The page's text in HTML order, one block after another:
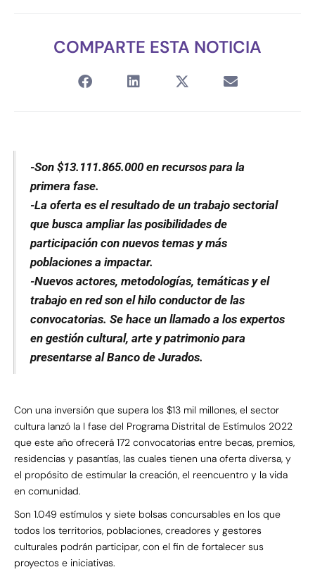
COMPARTE ESTA NOTICIA
-Son $13.111.865.000 en recursos para la
primera fase.
-La oferta es el resultado de un trabajo sectorial
que busca ampliar las posibilidades de
participación con nuevos temas y más
poblaciones a impactar.
-Nuevos actores, metodologías, temáticas y el
trabajo en red son el hilo conductor de las
convocatorias. Se hace un llamado a los expertos
en gestión cultural, arte y patrimonio para
presentarse al Banco de Jurados.
Con una inversión que supera los $13 mil millones, el sector
cultura lanzó la I fase del Programa Distrital de Estímulos 2022
que este año ofrecerá 172 convocatorias entre becas, premios,
residencias y pasantías, las cuales tienen una oferta diversa, y
el propósito de estimular la creación, el reencuentro y la vida
en comunidad.
Son 1.049 estímulos y siete bolsas concursables en los que
todos los territorios, poblaciones, creadores y gestores
culturales podrán participar, con el fin de fortalecer sus
proyectos e iniciativas.